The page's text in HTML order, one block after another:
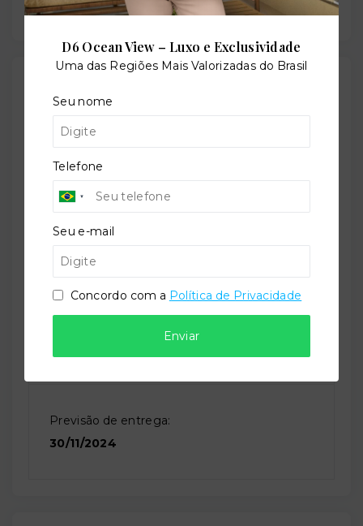
Referência:
O-27313-44568
Perfil:
Residencial
Previsão de entrega:
30/11/2024
D6 Ocean View – Luxo e Exclusividade
Uma das Regiões Mais Valorizadas do Brasil
Seu nome
Telefone
Seu e-mail
Concordo com a Política de Privacidade
Enviar